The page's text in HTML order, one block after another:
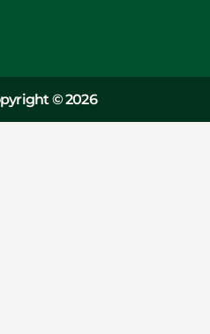
© 2026